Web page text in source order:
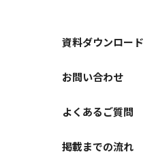
資料ダウンロード
お問い合わせ
よくあるご質問
掲載までの流れ